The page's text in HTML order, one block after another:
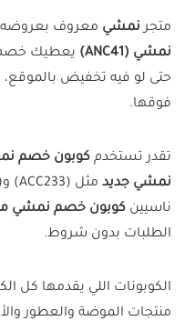
متجرنمشي معروف بعروضه
نمشي (ANC41)
يعطيك خصم
حتى لو فيه تخفيض
فوقها.
تقدر تستخدم كوبون خصم
نمشي جديد
ناسيين كوبون خصم نمشي
الطلبات بدون شروط.
الكوبونات اللي يقدمها كل
منتجات الموضة والعطور